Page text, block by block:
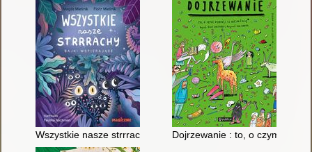
Wszystkie nasze strrrachy : bajki wspierające
Dojrzewanie : to, o czym